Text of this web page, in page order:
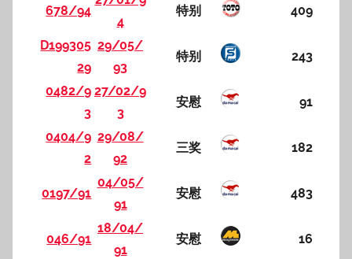
678/94
4
特别 409
D199305
29
29/05/
93
特别 243
0482/9
3
27/02/9
3
安慰 91
0404/9
2
29/08/
92
三奖 182
0197/91
04/05/
91
安慰 483
046/91
18/04/
91
安慰 16